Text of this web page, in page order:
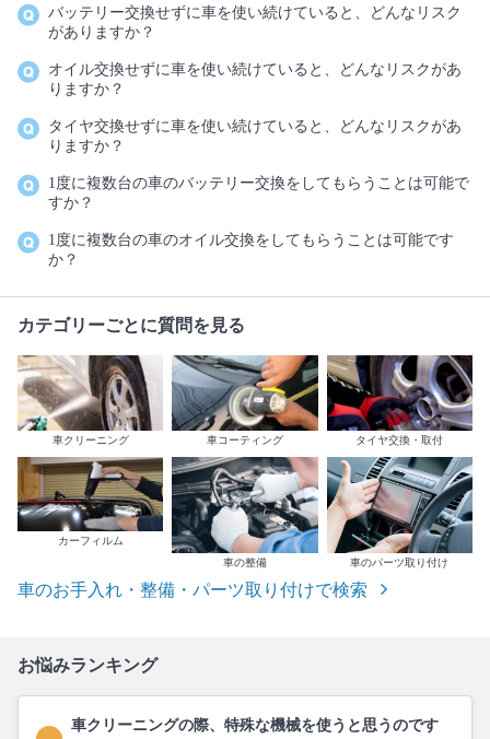
バッテリー交換せずに車を使い続けていると、どんなリスク
がありますか？
オイル交換せずに車を使い続けていると、どんなリスクがあ
りますか？
タイヤ交換せずに車を使い続けていると、どんなリスクがあ
りますか？
1度に複数台の車のバッテリー交換をしてもらうことは可能で
すか？
1度に複数台の車のオイル交換をしてもらうことは可能です
か？
カテゴリーごとに質問を見る
車クリーニング 車コーティング タイヤ交換・取付
カーフィルム
車の整備
車のパーツ取り付け
車のお手入れ・整備・パーツ取り付けで検索
お悩みランキング
車クリーニングの際、特殊な機械を使うと思うのです